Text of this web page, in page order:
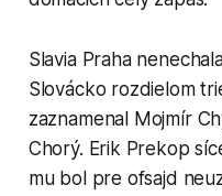
Slavia Praha
Slovácko rozdielom
zaznamenal Mojmír
Chorý. Erik Prekop
mu bol pre ofsajd